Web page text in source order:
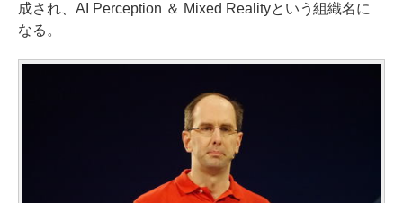
成され、AI Perception ＆ Mixed Realityという組織名に
なる。